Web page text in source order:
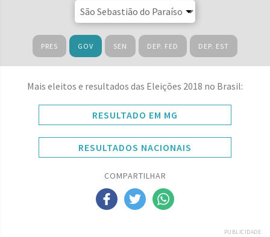
PRES GOV SEN DEP. FED DEP. EST
Mais eleitos e resultados das Eleições 2018 no Brasil:
RESULTADO EM MG
RESULTADOS NACIONAIS
COMPARTILHAR
PUBLICIDADE